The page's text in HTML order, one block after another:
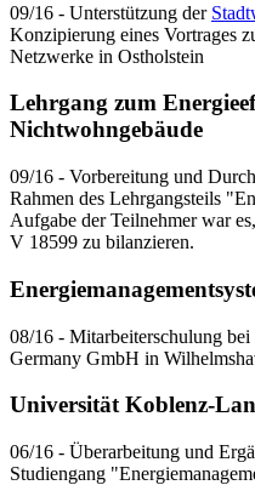
09/16 - Unterstützung der
Konzipierung eines Vortrages
Netzwerke in Ostholstein
Lehrgang zum
Nichtwohngebäude
09/16 - Vorbereitung und
Rahmen des Lehrgangsteils
Aufgabe der Teilnehmer war
V 18599 zu bilanzieren.
08/16 - Mitarbeiterschulung
Germany GmbH in
Universität Koblenz-
06/16 - Überarbeitung und
Studiengang